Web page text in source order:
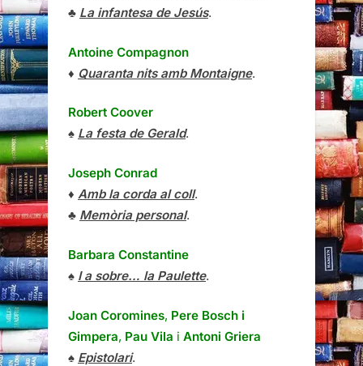
♣ La infantesa de Jesús.
Antoine Compagnon
♦ Quaranta nits amb Montaigne.
Robert Coover
♠ La festa de Gerald.
Joseph Conrad
♦ Amb la corda al coll.
♣ Memòria personal.
Barbara Constantine
♠ I a sobre… la Paulette.
Joan Coromines, Pere Bosch i
Gimpera, Pau Vila i Antoni Griera
♠ Epistolari.